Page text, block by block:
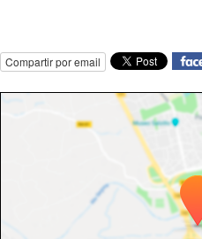
Compartir por email